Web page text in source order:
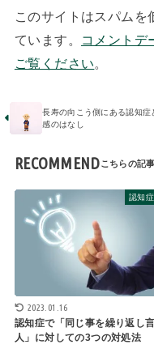
このサイトはスパムを
ています。
コメントデ
ご覧ください。
長寿の向こう側にある認知症
感のはなし
RECOMMEND
認知
2023.01.16
認知症で「同じ事を繰り返し
人」に対しての3つの対処法